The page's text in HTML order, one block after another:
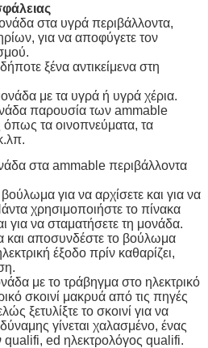
στα υγρά περιβάλλοντα,
για να αποφύγετε τον
ξένα αντικείμενα στη
με τα υγρά ή υγρά χέρια.
παρουσία των ammable
τα οινοπνεύματα, τα
στα ammable περιβάλλοντα
για να αρχίσετε και για να
χρησιμοποιήστε το πίνακα
για να σταματήσετε τη μονάδα.
και αποσυνδέστε το βούλωμα
έξοδο πρίν καθαρίζει,
με το τράβηγμα στο ηλεκτρικό
σκοινί μακρυά από τις πηγές
ξετυλίξτε το σκοινί για να
γίνεται χαλασμένο, ένας
ed ηλεκτρολόγος qualifi.